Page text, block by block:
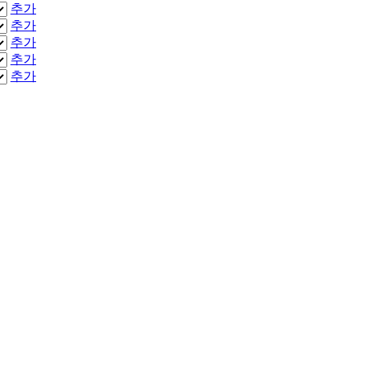
추가
추가
추가
추가
추가